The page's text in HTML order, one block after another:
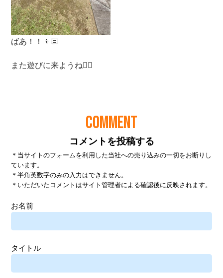
COMMENT
コメントを投稿する
＊当サイトのフォームを利用した当社への売り込みの一切をお断りし
ています。
＊半角英数字のみの入力はできません。
＊いただいたコメントはサイト管理者による確認後に反映されます。
お名前
タイトル